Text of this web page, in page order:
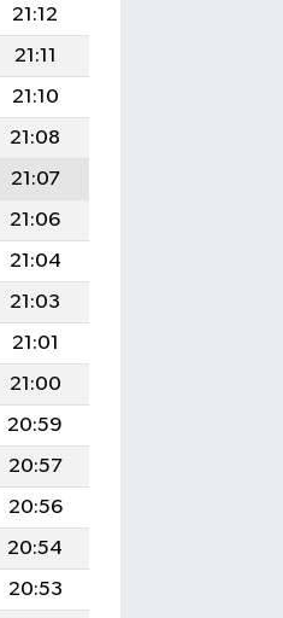
21:12
21:11
21:10
21:08
21:07
21:06
21:04
21:03
21:01
21:00
20:59
20:57
20:56
20:54
20:53